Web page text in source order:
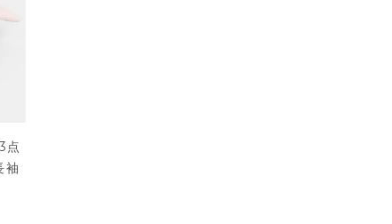
点
袖